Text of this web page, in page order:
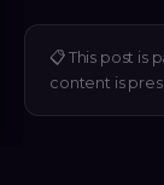
📋 This post is
content is